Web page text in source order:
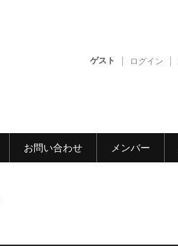
ゲスト ログイン
お問い合わせ メンバー